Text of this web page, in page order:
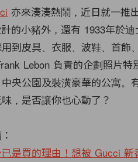
亦來湊湊熱鬧，近日就一推
的小豬外，還有 1933年於
到皮具、衣服、波鞋、首飾
Lebon 負責的企劃照片
央公園及裝潢豪華的公寓。
，是否讓你也心動了？
是買的理由！想被 Gucci 新